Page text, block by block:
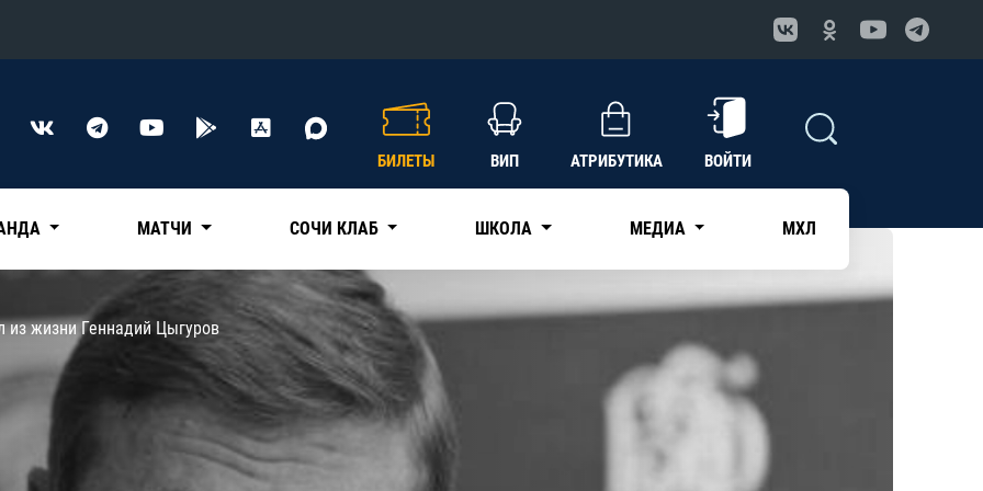
Конференция «Восток»
Трактор
Дивизион Чернышева
КХЛ
БИЛЕТЫ ВИП АТРИБУТИКА ВОЙТИ
МАТЧИ СОЧИ КЛАБ ШКОЛА МЕДИА МХЛ
из жизни Геннадий Цыгуров